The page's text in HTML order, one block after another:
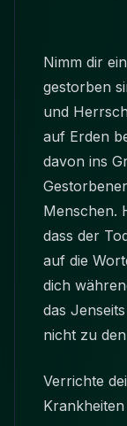
Nimm dir
gestorben
und
auf Erden
davon ins
Menschen.
dass der
auf die
dich
das
nicht zu
Verrichte